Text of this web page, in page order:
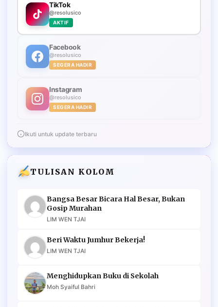
TikTok
@resolusico
AKTIF
Facebook
@resolusico
SEGERA HADIR
Instagram
@resolusico
SEGERA HADIR
Ikuti untuk update terbaru
TULISAN KOLOM
Bangsa Besar Bicara Hal Besar, Bukan
Gosip Murahan
LIM WEN TJAI
Beri Waktu Jumhur Bekerja!
LIM WEN TJAI
Menghidupkan Buku di Sekolah
Moh Syaiful Bahri